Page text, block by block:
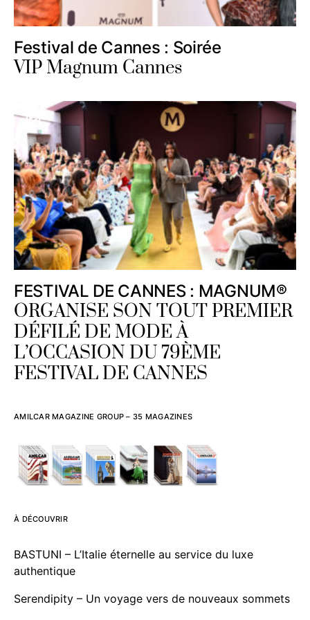
Festival de Cannes : Soirée
VIP Magnum Cannes
FESTIVAL DE CANNES : MAGNUM®
ORGANISE SON TOUT PREMIER
DÉFILÉ DE MODE À
L’OCCASION DU 79ÈME
FESTIVAL DE CANNES
AMILCAR MAGAZINE GROUP – 35 MAGAZINES
À DÉCOUVRIR
BASTUNI – L’Italie éternelle au service du luxe
authentique
Serendipity – Un voyage vers de nouveaux sommets